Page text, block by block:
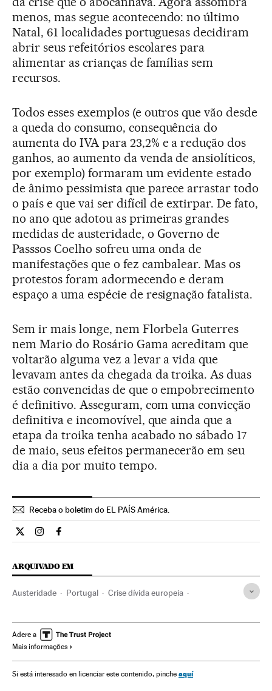
menos, mas segue acontecendo: no último
Natal, 61 localidades portuguesas decidiram
abrir seus refeitórios escolares para
alimentar as crianças de famílias sem
recursos.
Todos esses exemplos (e outros que vão desde
a queda do consumo, consequência do
aumenta do IVA para 23,2% e a redução dos
ganhos, ao aumento da venda de ansiolíticos,
por exemplo) formaram um evidente estado
de ânimo pessimista que parece arrastar todo
o país e que vai ser difícil de extirpar. De fato,
no ano que adotou as primeiras grandes
medidas de austeridade, o Governo de
Passsos Coelho sofreu uma onda de
manifestações que o fez cambalear. Mas os
protestos foram adormecendo e deram
espaço a uma espécie de resignação fatalista.
Sem ir mais longe, nem Florbela Guterres
nem Mario do Rosário Gama acreditam que
voltarão alguma vez a levar a vida que
levavam antes da chegada da troika. As duas
estão convencidas de que o empobrecimento
é definitivo. Asseguram, com uma convicção
definitiva e incomovível, que ainda que a
etapa da troika tenha acabado no sábado 17
de maio, seus efeitos permanecerão em seu
dia a dia por muito tempo.
Receba o boletim do EL PAÍS América.
Economia El País Brasil en Twitter
Economia El País Brasil en Instagram
Economia El País Brasil en Facebook
ARQUIVADO EM
Austeridade Portugal Crise dívida europeia
Europa Ocidental Economia
Resgate financeiro
Crise financeira União Europeia Bancos
Adere a
Mais informações
Si está interesado en licenciar este contenido, pinche aquí